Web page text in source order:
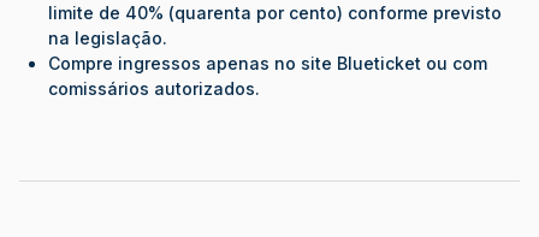
limite de 40% (quarenta por cento) conforme previsto
na legislação.
Compre ingressos apenas no site Blueticket ou com
comissários autorizados.